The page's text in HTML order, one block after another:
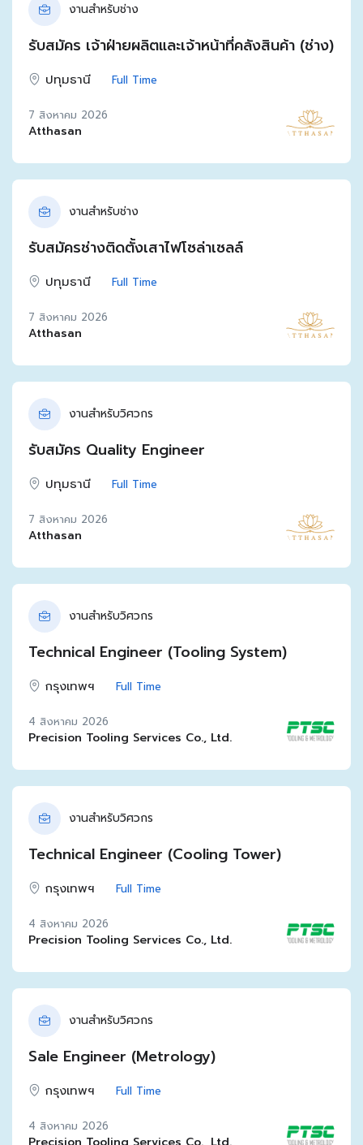
งานสำหรับช่าง
รับสมัคร เจ้าฝ่ายผลิตและเจ้าหน้าที่คลังสินค้า (ช่าง)
ปทุมธานี Full Time
7 สิงหาคม 2026
Atthasan
งานสำหรับช่าง
รับสมัครช่างติดตั้งเสาไฟโซล่าเซลล์
ปทุมธานี Full Time
7 สิงหาคม 2026
Atthasan
งานสำหรับวิศวกร
รับสมัคร Quality Engineer
ปทุมธานี Full Time
7 สิงหาคม 2026
Atthasan
งานสำหรับวิศวกร
Technical Engineer (Tooling System)
กรุงเทพฯ Full Time
4 สิงหาคม 2026
Precision Tooling Services Co., Ltd.
งานสำหรับวิศวกร
Technical Engineer (Cooling Tower)
กรุงเทพฯ Full Time
4 สิงหาคม 2026
Precision Tooling Services Co., Ltd.
งานสำหรับวิศวกร
Sale Engineer (Metrology)
กรุงเทพฯ Full Time
4 สิงหาคม 2026